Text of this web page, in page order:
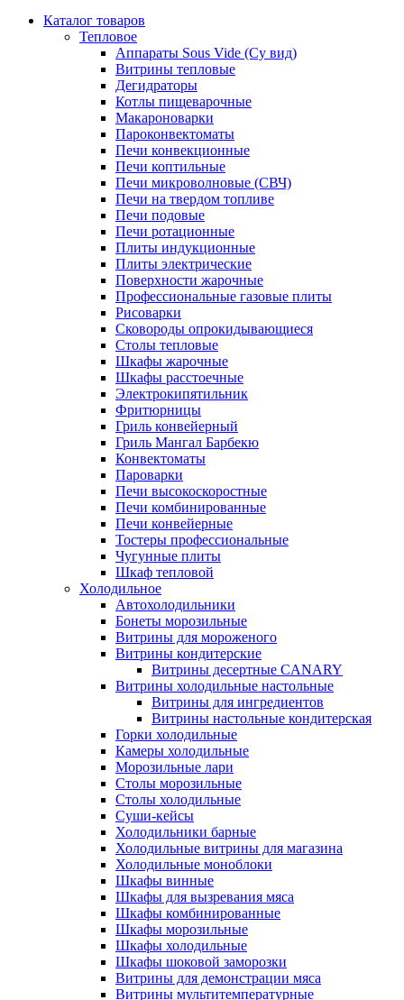
Каталог товаров
Тепловое
Аппараты Sous Vide (Су вид)
Витрины тепловые
Дегидраторы
Котлы пищеварочные
Макароноварки
Пароконвектоматы
Печи конвекционные
Печи коптильные
Печи микроволновые (СВЧ)
Печи на твердом топливе
Печи подовые
Печи ротационные
Плиты индукционные
Плиты электрические
Поверхности жарочные
Профессиональные газовые плиты
Рисоварки
Сковороды опрокидывающиеся
Столы тепловые
Шкафы жарочные
Шкафы расстоечные
Электрокипятильник
Фритюрницы
Гриль конвейерный
Гриль Мангал Барбекю
Конвектоматы
Пароварки
Печи высокоскоростные
Печи комбинированные
Печи конвейерные
Тостеры профессиональные
Чугунные плиты
Шкаф тепловой
Холодильное
Автохолодильники
Бонеты морозильные
Витрины для мороженого
Витрины кондитерские
Витрины десертные CANARY
Витрины холодильные настольные
Витрины для ингредиентов
Витрины настольные кондитерская
Горки холодильные
Камеры холодильные
Морозильные лари
Столы морозильные
Столы холодильные
Суши-кейсы
Холодильники барные
Холодильные витрины для магазина
Холодильные моноблоки
Шкафы винные
Шкафы для вызревания мяса
Шкафы комбинированные
Шкафы морозильные
Шкафы холодильные
Шкафы шоковой заморозки
Витрины для демонстрации мяса
Витрины мультитемпературные